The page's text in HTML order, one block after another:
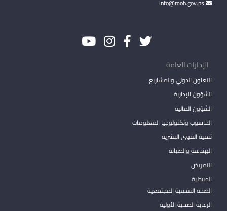
الإدارات العامة
التعاون الدولي والمشاريع
الشؤون الإدارية
الشؤون المالية
الحاسوب وتكنولوجيا المعلومات
تنمية القوى البشرية
الهندسة والصيانة
التمريض
الصيدلية
الصحة النفسية المجتمعية
الرعاية الصحية الأولية